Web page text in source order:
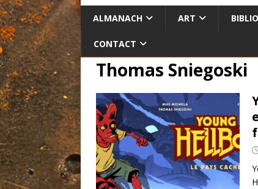
ALMANACH ART
CONTACT
Thomas Sniegoski